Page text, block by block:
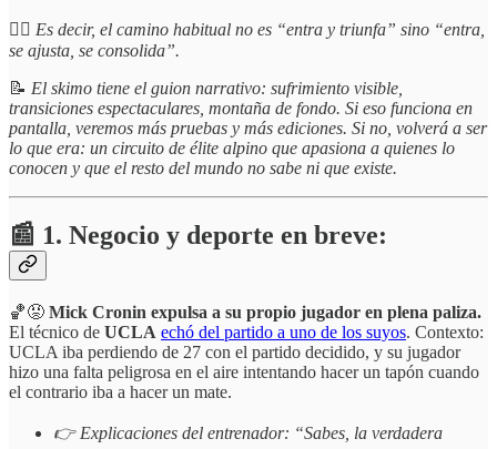
☝🏻 Es decir, el camino habitual no es “entra y triunfa” sino “entra,
se ajusta, se consolida”.
📝 El skimo tiene el guion narrativo: sufrimiento visible,
transiciones espectaculares, montaña de fondo. Si eso funciona en
pantalla, veremos más pruebas y más ediciones. Si no, volverá a ser
lo que era: un circuito de élite alpino que apasiona a quienes lo
conocen y que el resto del mundo no sabe ni que existe.
📰 1. Negocio y deporte en breve:
🏀😡 Mick Cronin expulsa a su propio jugador en plena paliza.
El técnico de UCLA echó del partido a uno de los suyos. Contexto:
UCLA iba perdiendo de 27 con el partido decidido, y su jugador
hizo una falta peligrosa en el aire intentando hacer un tapón cuando
el contrario iba a hacer un mate.
👉 Explicaciones del entrenador: “Sabes, la verdadera